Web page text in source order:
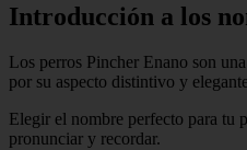
Introducción a los
Los perros Pincher Enano son
por su aspecto distintivo y
Elegir el nombre perfecto para tu
pronunciar y recordar.